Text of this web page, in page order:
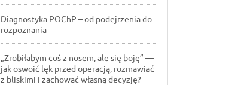
Diagnostyka POChP – od podejrzenia do
rozpoznania
„Zrobiłabym coś z nosem, ale się boję” —
jak oswoić lęk przed operacją, rozmawiać
z bliskimi i zachować własną decyzję?